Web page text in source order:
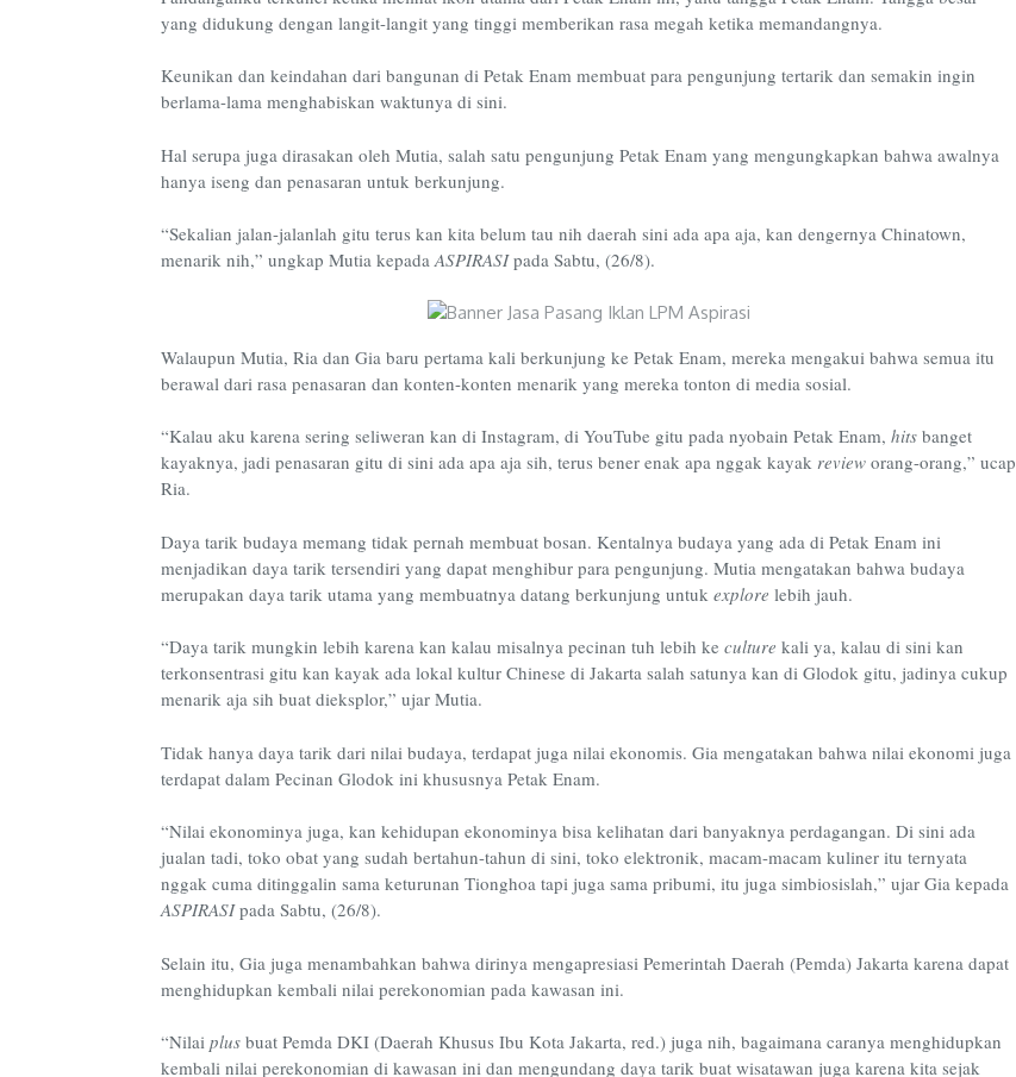
yang didukung dengan langit-langit yang tinggi memberikan rasa megah ketika memandangnya.
Keunikan dan keindahan dari bangunan di Petak Enam membuat para pengunjung tertarik dan semakin ingin
berlama-lama menghabiskan waktunya di sini.
Hal serupa juga dirasakan oleh Mutia, salah satu pengunjung Petak Enam yang mengungkapkan bahwa awalnya
hanya iseng dan penasaran untuk berkunjung.
“Sekalian jalan-jalanlah gitu terus kan kita belum tau nih daerah sini ada apa aja, kan dengernya Chinatown,
menarik nih,” ungkap Mutia kepadaASPIRASIpada Sabtu, (26/8).
Walaupun Mutia, Ria dan Gia baru pertama kali berkunjung ke Petak Enam, mereka mengakui bahwa semua itu
berawal dari rasa penasaran dan konten-konten menarik yang mereka tonton di media sosial.
“Kalau aku karena sering seliweran kan di Instagram, di YouTube gitu pada nyobain Petak Enam, hits banget
kayaknya, jadi penasaran gitu di sini ada apa aja sih, terus bener enak apa nggak kayak review orang-orang,” ucap
Ria.
Daya tarik budaya memang tidak pernah membuat bosan. Kentalnya budaya yang ada di Petak Enam ini
menjadikan daya tarik tersendiri yang dapat menghibur para pengunjung. Mutia mengatakan bahwa budaya
merupakan daya tarik utama yang membuatnya datang berkunjung untuk explore lebih jauh.
“Daya tarik mungkin lebih karena kan kalau misalnya pecinan tuh lebih ke culture kali ya, kalau di sini kan
terkonsentrasi gitu kan kayak ada lokal kultur Chinese di Jakarta salah satunya kan di Glodok gitu, jadinya cukup
menarik aja sih buat dieksplor,” ujar Mutia.
Tidak hanya daya tarik dari nilai budaya, terdapat juga nilai ekonomis. Gia mengatakan bahwa nilai ekonomi juga
terdapat dalam Pecinan Glodok ini khususnya Petak Enam.
“Nilai ekonominya juga, kan kehidupan ekonominya bisa kelihatan dari banyaknya perdagangan. Di sini ada
jualan tadi, toko obat yang sudah bertahun-tahun di sini, toko elektronik, macam-macam kuliner itu ternyata
nggak cuma ditinggalin sama keturunan Tionghoa tapi juga sama pribumi, itu juga simbiosislah,” ujar Gia kepada
ASPIRASIpada Sabtu, (26/8).
Selain itu, Gia juga menambahkan bahwa dirinya mengapresiasi Pemerintah Daerah (Pemda) Jakarta karena dapat
menghidupkan kembali nilai perekonomian pada kawasan ini.
“Nilai plus buat Pemda DKI (Daerah Khusus Ibu Kota Jakarta, red.) juga nih, bagaimana caranya menghidupkan
kembali nilai perekonomian di kawasan ini dan mengundang daya tarik buat wisatawan juga karena kita sejak